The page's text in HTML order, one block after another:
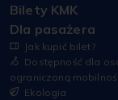
Bilety KMK
Dla pasażera
Jak kupić bilet?
Dostępność dla
ograniczoną
Ekologia